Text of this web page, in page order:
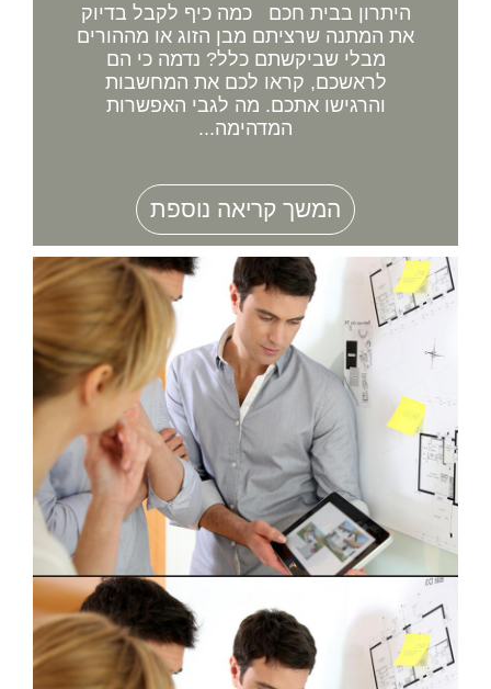
היתרון בבית חכם כמה כיף לקבל בדיוק
את המתנה שרציתם מבן הזוג או מההורים
מבלי שביקשתם כלל? נדמה כי הם
לראשכם, קראו לכם את המחשבות
והרגישו אתכם. מה לגבי האפשרות
המדהימה...
המשך קריאה נוספת